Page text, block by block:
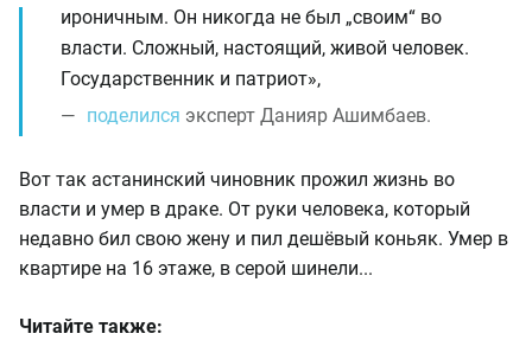
ироничным. Он никогда не был „своим“ во
власти. Сложный, настоящий, живой человек.
Государственник и патриот»,
поделился эксперт Данияр Ашимбаев.
Вот так астанинский чиновник прожил жизнь во
власти и умер в драке. От руки человека, который
недавно бил свою жену и пил дешёвый коньяк. Умер в
квартире на 16 этаже, в серой шинели...
Читайте также: